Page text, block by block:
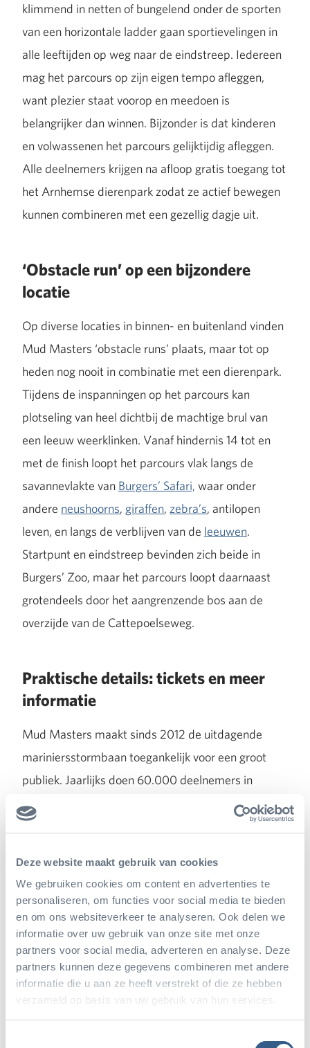
Deze website maakt gebruik van cookies
We gebruiken cookies om content en advertenties te
personaliseren, om functies voor social media te bieden
en om ons websiteverkeer te analyseren. Ook delen we
informatie over uw gebruik van onze site met onze
partners voor social media, adverteren en analyse. Deze
partners kunnen deze gegevens combineren met andere
informatie die u aan ze heeft verstrekt of die ze hebben
verzameld op basis van uw gebruik van hun services.
klimmend in netten of bungelend onder de sporten
van een horizontale ladder gaan sportievelingen in
alle leeftijden op weg naar de eindstreep. Iedereen
mag het parcours op zijn eigen tempo afleggen,
want plezier staat voorop en meedoen is
belangrijker dan winnen. Bijzonder is dat kinderen
en volwassenen het parcours gelijktijdig afleggen.
Alle deelnemers krijgen na afloop gratis toegang tot
het Arnhemse dierenpark zodat ze actief bewegen
kunnen combineren met een gezellig dagje uit.
‘Obstacle run’ op een bijzondere
locatie
Op diverse locaties in binnen- en buitenland vinden
Mud Masters ‘obstacle runs’ plaats, maar tot op
heden nog nooit in combinatie met een dierenpark.
Tijdens de inspanningen op het parcours kan
plotseling van heel dichtbij de machtige brul van
een leeuw weerklinken. Vanaf hindernis 14 tot en
met de finish loopt het parcours vlak langs de
savannevlakte van Burgers’ Safari, waar onder
andere neushoorns, giraffen, zebra’s, antilopen
leven, en langs de verblijven van de leeuwen.
Startpunt en eindstreep bevinden zich beide in
Burgers’ Zoo, maar het parcours loopt daarnaast
grotendeels door het aangrenzende bos aan de
overzijde van de Cattepoelseweg.
Praktische details: tickets en meer
informatie
Mud Masters maakt sinds 2012 de uitdagende
mariniersstormbaan toegankelijk voor een groot
publiek. Jaarlijks doen 60.000 deelnemers in
Nederland en Duitsland mee aan Mud Masters. Op
www.burgerszoo.nl/mudmasters
kunnen mensen
Family Burgers’ Zoo. Voor of na deze speciale
‘Obstacle Run’ kunnen deelnemers met hun kaartje
Burgers’ Zoo in en bovendien is er catering
aanwezig bij het parcours. Het aantal beschikbare
tickets is beperkt en wie het eerst komt, die het
eerst maalt.